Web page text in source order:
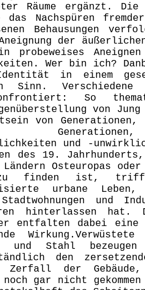
Räume ergänzt. Die
das Nachspüren
Behausungen
der
probeweises
Wer bin ich?
in einem
Sinn. Verschiedene
So
von
von Generationen,
und -
des 19.
Ländern Osteuropas
zu finden ist,
urbane
und
hinterlassen hat.
entfalten dabei eine
Wirkung.Verwüstete
und Stahl
den
der
gar nicht